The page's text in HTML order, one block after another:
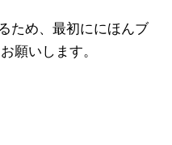
ため、最初ににほんブ
願いします。